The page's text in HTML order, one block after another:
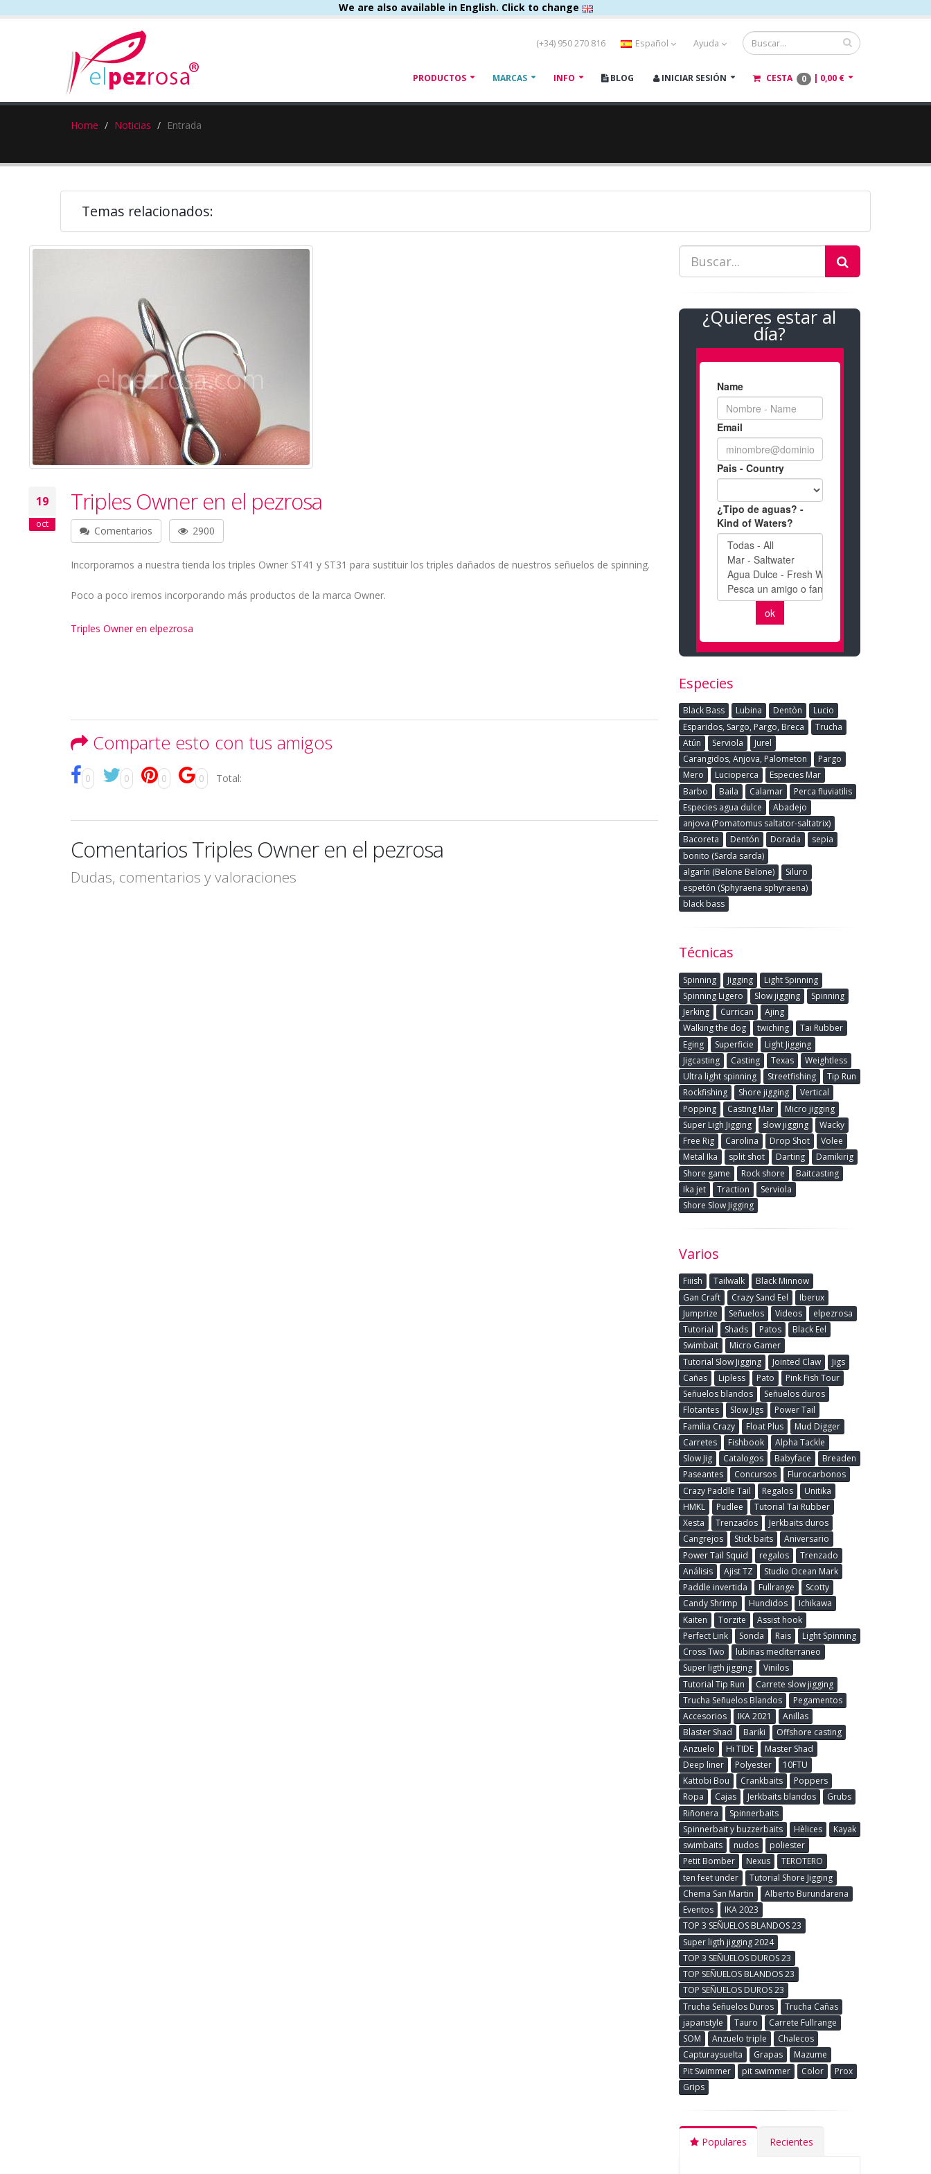
We are also available in English. Click to change
(+34) 950 270 816 Español Ayuda
PRODUCTOS MARCAS INFO BLOG INICIAR SESIÓN CESTA 0 | 0,00 €
Home Noticias Entrada
Temas relacionados:
19
oct
Triples Owner en el pezrosa
Comentarios 2900
Incorporamos a nuestra tienda los triples Owner ST41 y ST31 para sustituir los triples dañados de nuestros señuelos de spinning.
Poco a poco iremos incorporando más productos de la marca Owner.
Triples Owner en elpezrosa
Comparte esto con tus amigos
0 0 0 0 Total:
Comentarios Triples Owner en el pezrosa
Dudas, comentarios y valoraciones
¿Quieres estar al
día?
Especies
Black Bass Lubina Dentòn
Lucio
Esparidos, Sargo, Pargo, Breca
Trucha
Atún
Serviola
Jurel
Carangidos, Anjova, Palometon
Pargo
Mero
Lucioperca
Especies Mar
Barbo
Baila Calamar
Perca fluviatilis
Especies agua dulce
Abadejo
anjova (Pomatomus saltator-saltatrix)
Bacoreta
Dentón Dorada
sepia
bonito (Sarda sarda)
algarín (Belone Belone)
Siluro
espetón (Sphyraena sphyraena)
black bass
Técnicas
Spinning Jigging
Light Spinning
Spinning Ligero
Slow jigging
Spinning
Jerking
Currican
Ajing
Walking the dog
twiching
Tai Rubber
Eging
Superficie
Light Jigging
Jigcasting
Casting Texas
Weightless
Ultra light spinning
Streetfishing
Tip Run
Rockfishing
Shore jigging
Vertical
Popping
Casting Mar
Micro jigging
Super Ligh Jigging
slow jigging
Wacky
Free Rig
Carolina Drop Shot
Volee
Metal Ika
split shot Darting
Damikirig
Shore game
Rock shore
Baitcasting
Ika jet
Traction
Serviola
Shore Slow Jigging
Varios
Fiiish Tailwalk
Black Minnow
Gan Craft
Crazy Sand Eel
Iberux
Jumprize
Señuelos Videos
elpezrosa
Tutorial
Shads Patos
Black Eel
Swimbait
Micro Gamer
Tutorial Slow Jigging
Jointed Claw
Jigs
Cañas
Lipless Pato
Pink Fish Tour
Señuelos blandos
Señuelos duros
Flotantes
Slow Jigs
Power Tail
Familia Crazy
Float Plus
Mud Digger
Carretes
Fishbook
Alpha Tackle
Slow Jig
Catalogos Babyface
Breaden
Paseantes
Concursos
Flurocarbonos
Crazy Paddle Tail
Regalos
Unitika
HMKL
Pudlee
Tutorial Tai Rubber
Xesta
Trenzados
Jerkbaits duros
Cangrejos
Stick baits
Aniversario
Power Tail Squid
regalos
Trenzado
Análisis
Ajist TZ
Studio Ocean Mark
Paddle invertida
Fullrange
Scotty
Candy Shrimp
Hundidos
Ichikawa
Kaiten
Torzite
Assist hook
Perfect Link
Sonda Rais
Light Spinning
Cross Two
lubinas mediterraneo
Super ligth jigging
Vinilos
Tutorial Tip Run
Carrete slow jigging
Trucha Señuelos Blandos
Pegamentos
Accesorios
IKA 2021
Anillas
Blaster Shad
Bariki
Offshore casting
Anzuelo
Hi TIDE
Master Shad
Deep liner
Polyester
10FTU
Kattobi Bou
Crankbaits
Poppers
Ropa
Cajas Jerkbaits blandos
Grubs
Riñonera
Spinnerbaits
Spinnerbait y buzzerbaits
Hèlices
Kayak
swimbaits
nudos
poliester
Petit Bomber
Nexus
TEROTERO
ten feet under
Tutorial Shore Jigging
Chema San Martin
Alberto Burundarena
Eventos
IKA 2023
TOP 3 SEÑUELOS BLANDOS 23
Super ligth jigging 2024
TOP 3 SEÑUELOS DUROS 23
TOP SEÑUELOS BLANDOS 23
TOP SEÑUELOS DUROS 23
Trucha Señuelos Duros
Trucha Cañas
japanstyle
Tauro
Carrete Fullrange
SOM
Anzuelo triple
Chalecos
Capturaysuelta
Grapas
Mazume
Pit Swimmer
pit swimmer Color
Prox
Grips
Populares Recientes